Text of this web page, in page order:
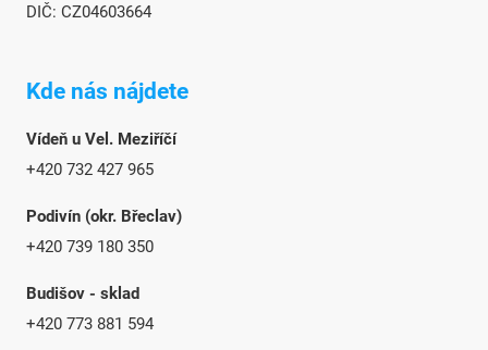
DIČ: CZ04603664
Kde nás nájdete
Vídeň u Vel. Meziříčí
+420 732 427 965
Podivín (okr. Břeclav)
+420 739 180 350
Budišov - sklad
+420 773 881 594